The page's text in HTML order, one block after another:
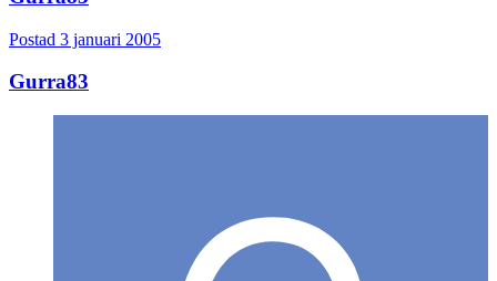
Postad 3 januari 2005
Gurra83